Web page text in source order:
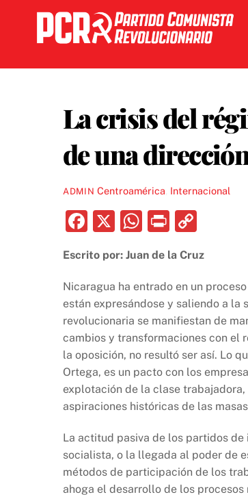
content
La crisis del
de una
ADMIN Centroamérica Internacional
F
c
e
b
o
o
k
X
W
at
s
A
p
p
P
nt p
y
Li
n
k
Escrito por: Juan de la Cruz
Nicaragua ha entrado en un
están expresándose y saliendo a la
revolucionaria se manifiestan de
cambios y transformaciones con el
la oposición, no resultó ser así. Lo
Ortega, es un pacto con los
explotación de la clase
aspiraciones históricas de las
La actitud pasiva de los partidos
socialista, o la llegada al poder de
métodos de participación de los
ahoga el desarrollo de los